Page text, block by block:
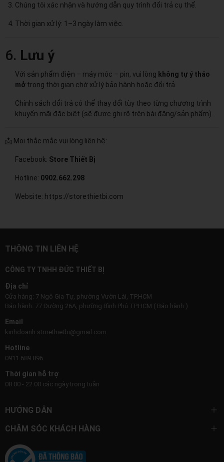
Chúng tôi xác nhận và hướng dẫn quy trình đổi trả cụ thể.
Thời gian xử lý: 1–3 ngày làm việc.
6. Lưu ý
Với sản phẩm điện – máy móc – pin, vui lòng không tự ý tháo
mở trong thời gian chờ xử lý bảo hành hoặc đổi trả.
Chính sách đổi trả có thể thay đổi tùy theo từng chương trình
khuyến mãi đặc biệt (sẽ được ghi rõ trên bài đăng/sản phẩm).
📩 Mọi thắc mắc vui lòng liên hệ:
Facebook: Store Thiết Bị
Hotline: 0902.662.298
Website: https://storethietbi.com
THÔNG TIN LIÊN HỆ
CÔNG TY TNHH ĐỨC THIẾT BỊ
Địa chỉ
Cửa hàng: 7 Ngô Gia Tự, phường Vườn Lài, TP.HCM
Bảo hành: 77 Đường 26A, phường Bình Phú TP.HCM ( Bảo hành )
Email
kinhdoanh.storethietbi@gmail.com
Hotline
0911 689 896
Thời gian hỗ trợ
08:00 - 22:00 các ngày trong tuần
HƯỚNG DẪN
CHĂM SÓC KHÁCH HÀNG